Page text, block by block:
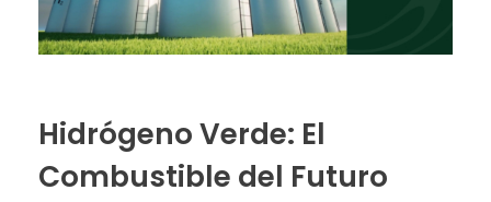
Hidrógeno Verde: El
Combustible del Futuro